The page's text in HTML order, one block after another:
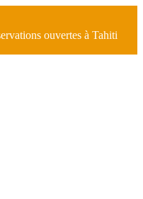
ouvertes à Tahiti